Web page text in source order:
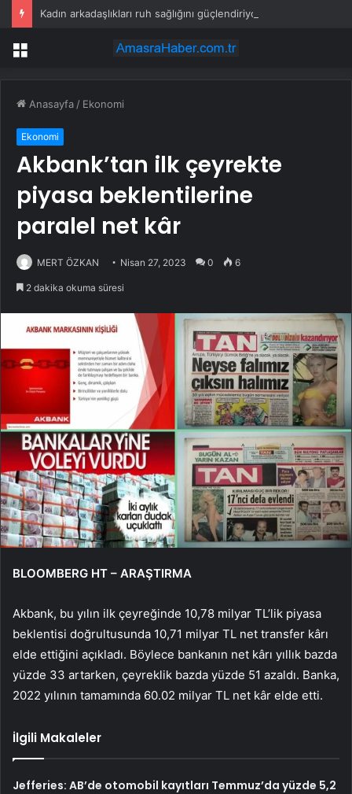
Kadın arkadaşlıkları ruh sağlığını güçlendiriyor
Menü
Anasayfa / Ekonomi
Ekonomi
Akbank’tan ilk çeyrekte
piyasa beklentilerine
paralel net kâr
MERT ÖZKAN Nisan 27, 2023 0 6
2 dakika okuma süresi
BLOOMBERG HT – ARAŞTIRMA
Akbank, bu yılın ilk çeyreğinde 10,78 milyar TL’lik piyasa
beklentisi doğrultusunda 10,71 milyar TL net transfer kârı
elde ettiğini açıkladı. Böylece bankanın net kârı yıllık bazda
yüzde 33 artarken, çeyreklik bazda yüzde 51 azaldı. Banka,
2022 yılının tamamında 60.02 milyar TL net kâr elde etti.
İlgili Makaleler
Jefferies: AB’de otomobil kayıtları Temmuz’da yüzde 5,2